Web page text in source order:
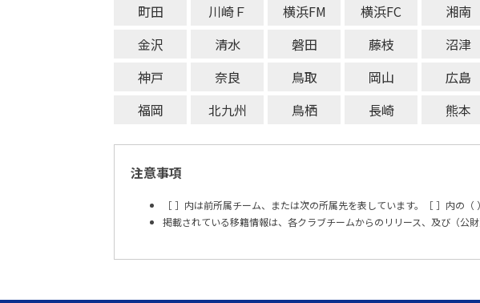
町田
川崎Ｆ 横浜FM 横浜FC 湘南
金沢
清水 磐田 藤枝 沼津
神戸
奈良 鳥取 岡山 広島
福岡
北九州 鳥栖 長崎 熊本
注意事項
［ ］内は前所属チーム、または次の所属先を表しています。［ ］内の（
掲載されている移籍情報は、各クラブチームからのリリース、及び（公